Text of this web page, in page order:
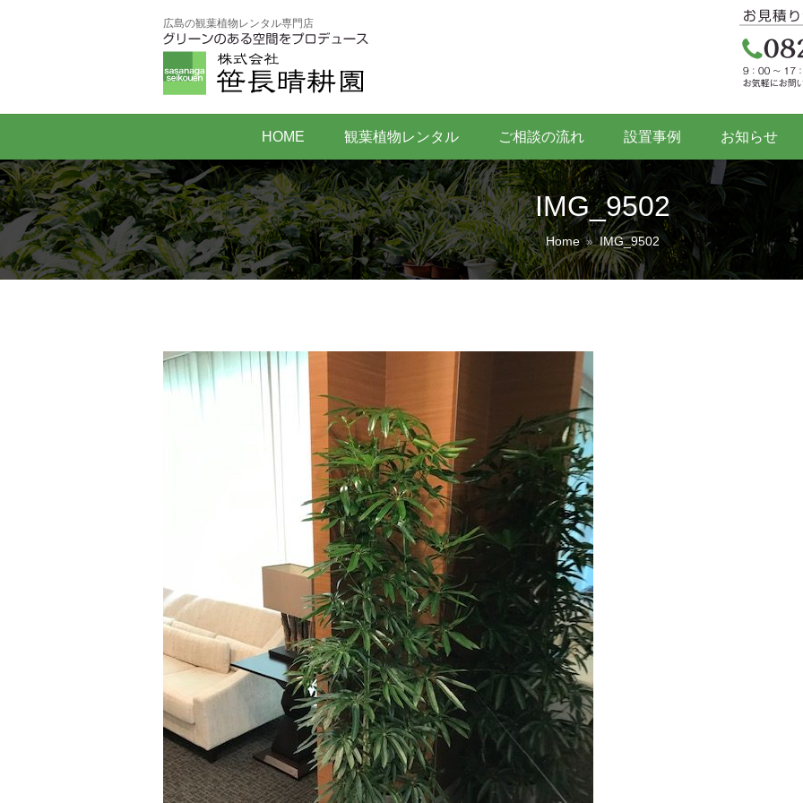
広島の観葉植物レンタル専門店
HOME 観葉植物レンタル ご相談の流れ 設置事例 お知らせ
IMG_9502
Home»IMG_9502